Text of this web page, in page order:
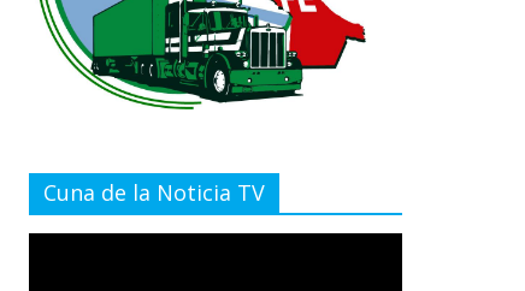
Cuna de la Noticia TV